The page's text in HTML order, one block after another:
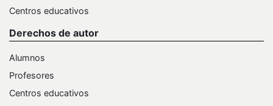
Centros educativos
Derechos de autor
Alumnos
Profesores
Centros educativos